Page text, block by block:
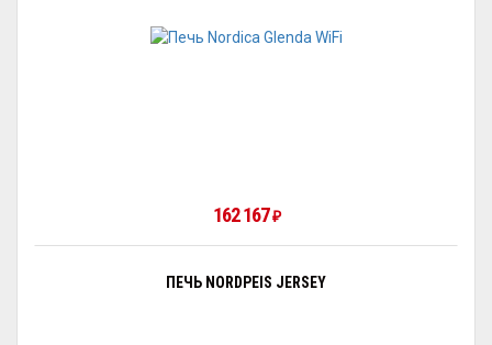
162 167₽
ПЕЧЬ NORDPEIS JERSEY